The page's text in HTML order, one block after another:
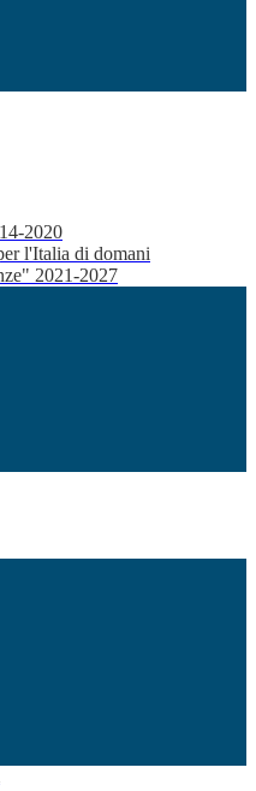
2020
l'Italia di domani
2021-2027